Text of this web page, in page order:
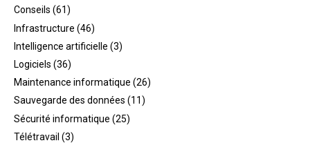
Conseils (61)
Infrastructure (46)
Intelligence artificielle (3)
Logiciels (36)
Maintenance informatique (26)
Sauvegarde des données (11)
Sécurité informatique (25)
Télétravail (3)